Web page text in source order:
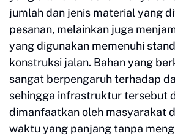
jumlah dan jenis material yang
pesanan, melainkan juga
yang digunakan memenuhi
konstruksi jalan. Bahan yang
sangat berpengaruh terhadap
sehingga infrastruktur tersebut
dimanfaatkan oleh masyarakat
waktu yang panjang tanpa